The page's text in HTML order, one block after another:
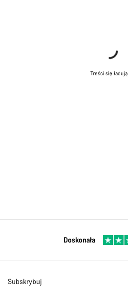
Treści się ładują.
Doskonała
Subskrybuj